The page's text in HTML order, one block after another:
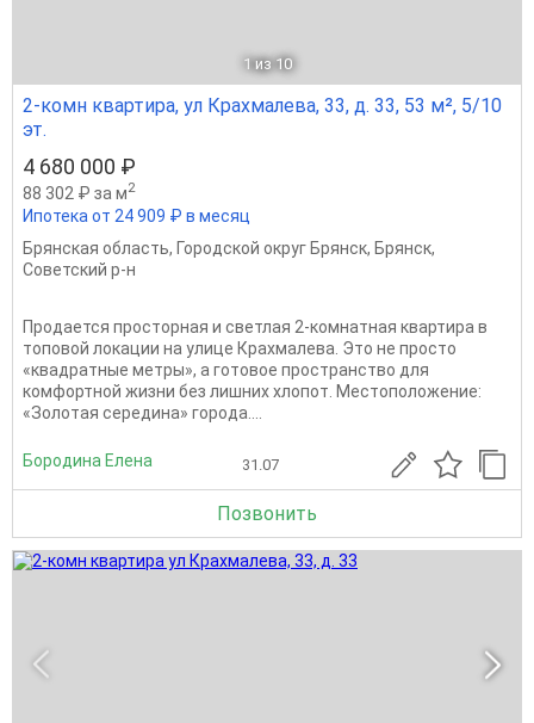
1 из 10
2-комн квартира, ул Крахмалева, 33, д. 33, 53 м², 5/10
эт.
4 680 000 ₽
88 302 ₽ за м2
Ипотека от 24 909 ₽ в месяц
Брянская область, Городской округ Брянск, Брянск,
Советский р-н
Продается просторная и светлая 2-комнатная квартира в
топовой локации на улице Крахмалева. Это не просто
«квадратные метры», а готовое пространство для
комфортной жизни без лишних хлопот. Местоположение:
«Золотая середина» города....
Бородина Елена 31.07
Позвонить